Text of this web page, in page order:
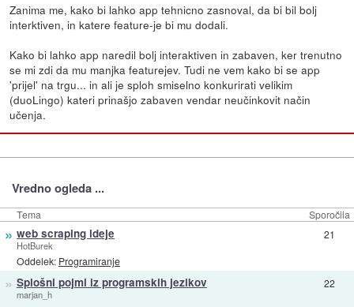
Zanima me, kako bi lahko app tehnicno zasnoval, da bi bil bolj
interktiven, in katere feature-je bi mu dodali.
Kako bi lahko app naredil bolj interaktiven in zabaven, ker trenutno
se mi zdi da mu manjka featurejev. Tudi ne vem kako bi se app
'prijel' na trgu... in ali je sploh smiselno konkurirati velikim
(duoLingo) kateri prinašjo zabaven vendar neučinkovit način
učenja.
Vredno ogleda ...
Tema Sporočila
» web scraping ideje
HotBurek
Oddelek: Programiranje
21
» Splošni pojmi iz programskih jezikov
marjan_h
22